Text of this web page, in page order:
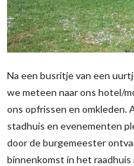
Na een busritje van een
we meteen naar ons hotel/
ons opfrissen en omkleden.
stadhuis en evenementen
door de burgemeester
binnenkomst in het